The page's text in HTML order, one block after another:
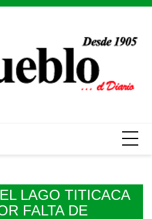
LAGO TITICACA
FALTA DE